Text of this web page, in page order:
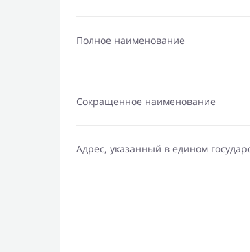
Полное наименование
Сокращенное наименование
Адрес, указанный в едином